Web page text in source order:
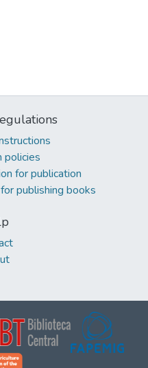
policies
for publication
publishing books